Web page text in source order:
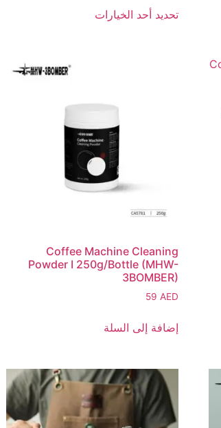
تحديد أحد الخيارات
Coffee Machine Cleaning
Powder I 250g/Bottle (MHW-
3BOMBER)
59AED
إضافة إلى السلة